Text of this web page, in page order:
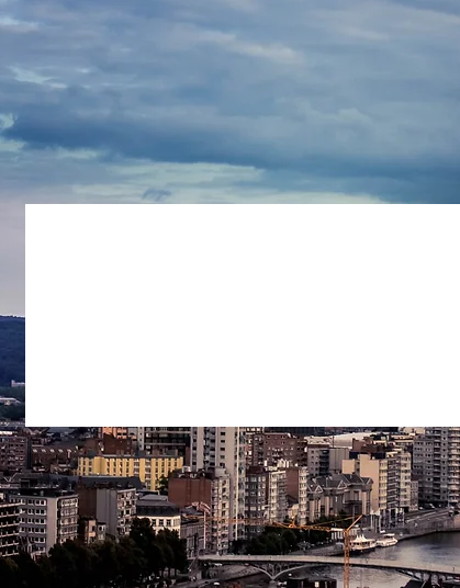
Rue Sainte-Marie, 6 - 4000 Liège
E-mail :info@etude-tintin.be
+32(0)4 252 50 32
Fax :+32(0)4 252 25 41
Vous pouvez nous contacter via le formulaire ci-